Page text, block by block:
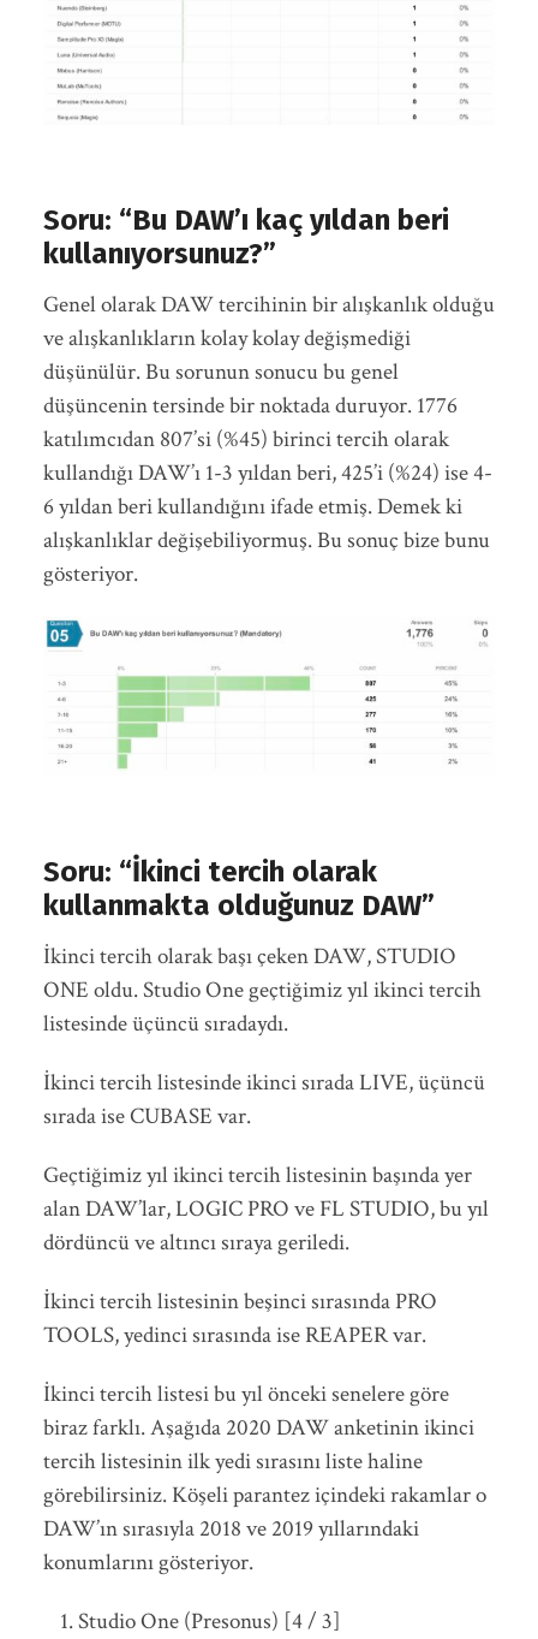
Soru: “Bu DAW’ı kaç yıldan beri
kullanıyorsunuz?”
Genel olarak DAW tercihinin bir alışkanlık olduğu
ve alışkanlıkların kolay kolay değişmediği
düşünülür. Bu sorunun sonucu bu genel
düşüncenin tersinde bir noktada duruyor. 1776
katılımcıdan 807’si (%45) birinci tercih olarak
kullandığı DAW’ı 1-3 yıldan beri, 425’i (%24) ise 4-
6 yıldan beri kullandığını ifade etmiş. Demek ki
alışkanlıklar değişebiliyormuş. Bu sonuç bize bunu
gösteriyor.
Soru: “İkinci tercih olarak
kullanmakta olduğunuz DAW”
İkinci tercih olarak başı çeken DAW, STUDIO
ONE oldu. Studio One geçtiğimiz yıl ikinci tercih
listesinde üçüncü sıradaydı.
İkinci tercih listesinde ikinci sırada LIVE, üçüncü
sırada ise CUBASE var.
Geçtiğimiz yıl ikinci tercih listesinin başında yer
alan DAW’lar, LOGIC PRO ve FL STUDIO, bu yıl
dördüncü ve altıncı sıraya geriledi.
İkinci tercih listesinin beşinci sırasında PRO
TOOLS, yedinci sırasında ise REAPER var.
İkinci tercih listesi bu yıl önceki senelere göre
biraz farklı. Aşağıda 2020 DAW anketinin ikinci
tercih listesinin ilk yedi sırasını liste haline
görebilirsiniz. Köşeli parantez içindeki rakamlar o
DAW’ın sırasıyla 2018 ve 2019 yıllarındaki
konumlarını gösteriyor.
Studio One (Presonus) [4 / 3]